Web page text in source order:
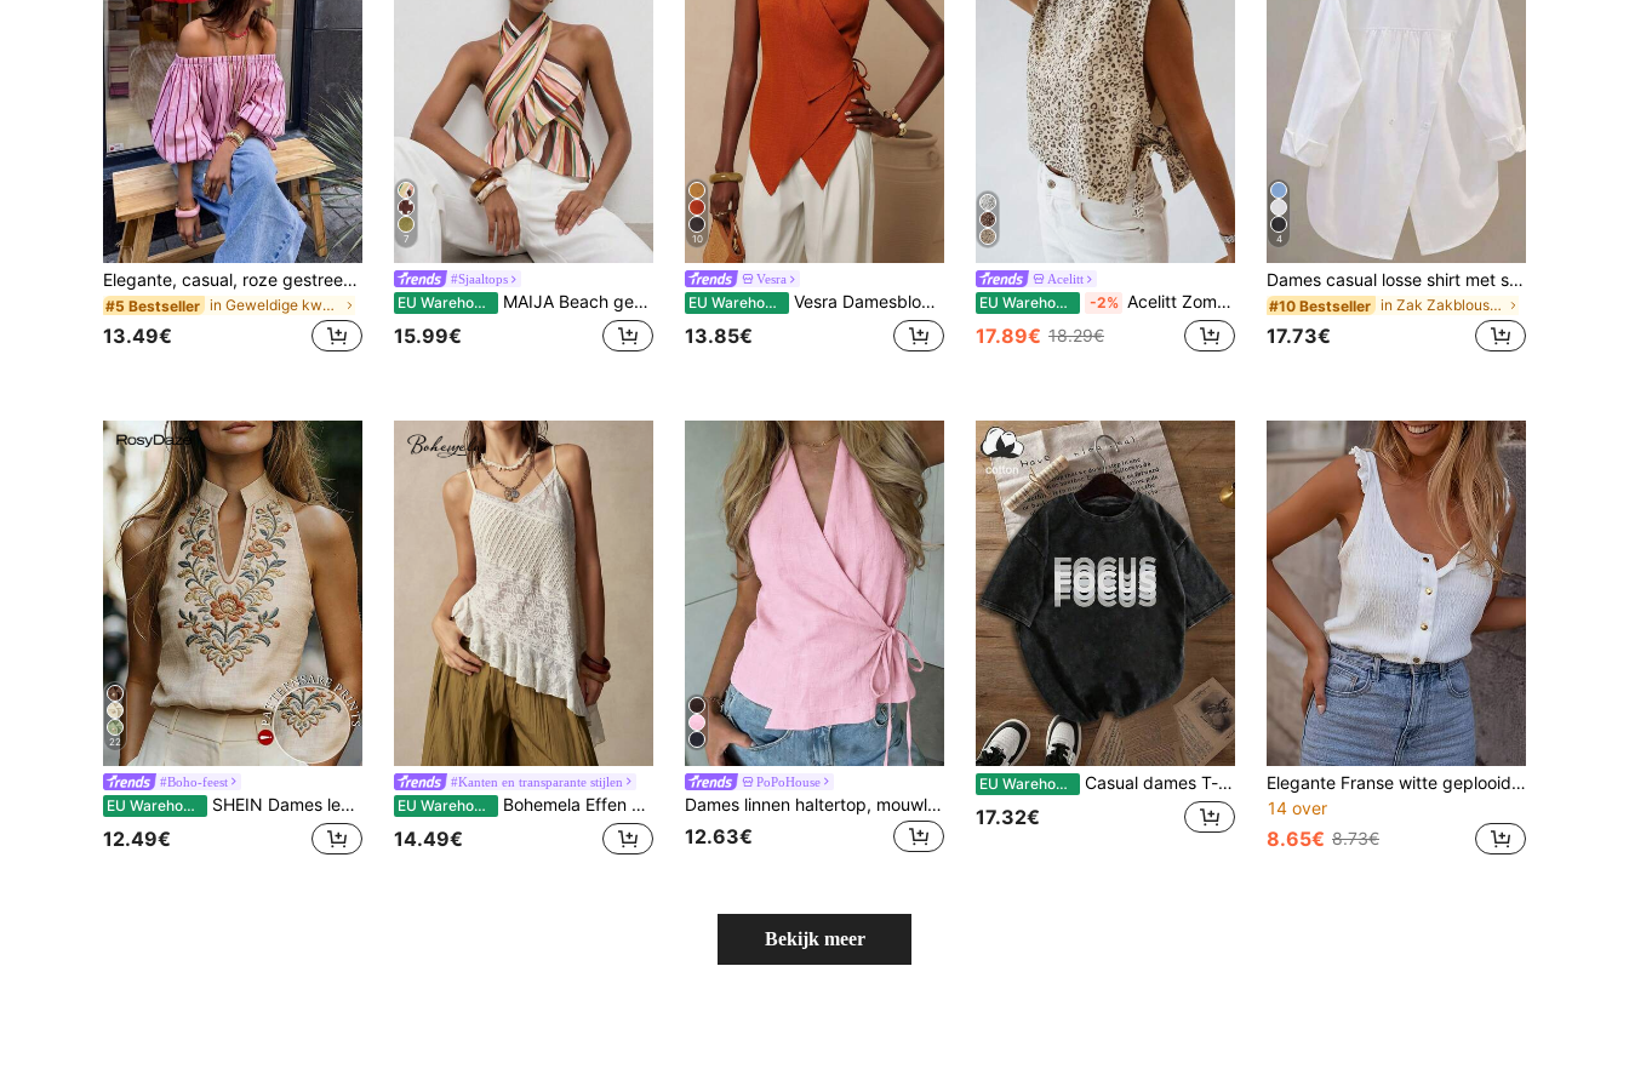
Elegante, casual, roze gestreepte, elastische off-shoulder top met bloemblaadjesmouwen voor dames, geschikt voor feestjes, strandvakanties, verjaardagen en uitstapjes
#5 Bestseller in Geweldige kwaliteit Dames Tops
13.49€
7
#Sjaaltops
EU Warehouse MAIJA Beach gestreepte halter top met gekruiste rucheszoom, zomerse resortstijl sjaaltop voor dames, moderne top, countryconcert
15.99€
10
Vesra
EU Warehouse Vesra Damesblouse in effen kleur met geknoopte asymmetrische zoom, casual en veelzijdig voor dagelijks gebruik.
13.85€
Acelitt
EU Warehouse -2% Acelitt Zomerse mode: mouwloze tanktop met ronde hals en abrikooskleurige luipaardprint en strikdetail, casual voor vakantie.
17.89€ 18.29€
4
Dames casual losse shirt met split aan de achterkant, omgeslagen kraag en lange mouwen, effen geweven stof, knoopsluiting aan de voorkant en splitzak, elegant voor kantoor & dagelijks gebruik, lente/herfst wit, smart casual
#10 Bestseller in Zak Zakblouses voor op kantoor
17.73€
22
#Boho-feest
EU Warehouse SHEIN Dames lente/zomer nieuwe V-hals getailleerde mouwloze elegante tanktop met bloemenprint in casual chique streetstyle.
12.49€
#Kanten en transparante stijlen
EU Warehouse Bohemela Effen kleur gebreide patchwork dames top
14.49€
PoPoHouse
Dames linnen haltertop, mouwloze top met strik aan de zijkant, casual voor dagelijks gebruik, kantoor, woon-werkverkeer, zakelijk, zomer, vakantie, roze
12.63€
EU Warehouse Casual dames T-shirt met Focus-letterprint, gewassen, ronde hals, korte mouwen, lente/zomer/herfst, zwart
17.32€
Elegante Franse witte geplooide camisole top, nieuwe mouwloze zomertop, slim fit, veelzijdig laagjesshirt
14 over
8.65€ 8.73€
Bekijk meer